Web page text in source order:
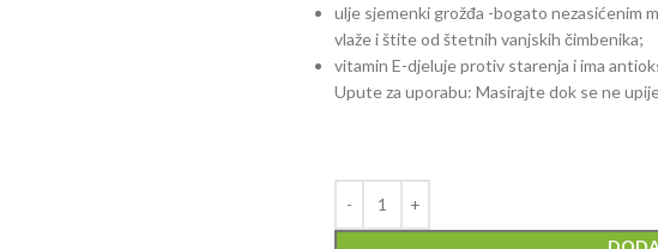
ulje sjemenki grožđa -bogato nezasićenim
vlaže i štite od štetnih vanjskih čimbenika;
vitamin E-djeluje protiv starenja i ima
Upute za uporabu: Masirajte dok se ne